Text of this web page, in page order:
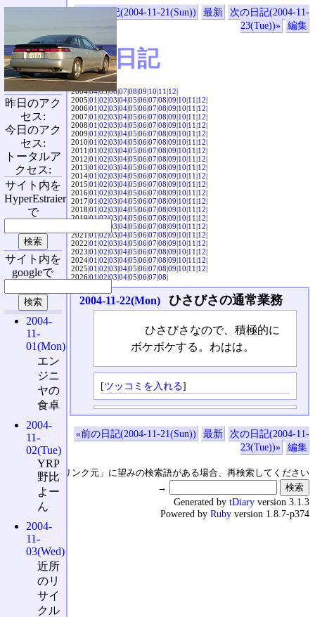
«前の日記(2004-11-21(Sun)) 最新
次の日記(2004-11-
23(Tue))»
編集
SVX日記
2004|04|05|06|07|08|09|10|11|12|
2005|01|02|03|04|05|06|07|08|09|10|11|12|
2006|01|02|03|04|05|06|07|08|09|10|11|12|
2007|01|02|03|04|05|06|07|08|09|10|11|12|
2008|01|02|03|04|05|06|07|08|09|10|11|12|
2009|01|02|03|04|05|06|07|08|09|10|11|12|
2010|01|02|03|04|05|06|07|08|09|10|11|12|
2011|01|02|03|04|05|06|07|08|09|10|11|12|
2012|01|02|03|04|05|06|07|08|09|10|11|12|
2013|01|02|03|04|05|06|07|08|09|10|11|12|
2014|01|02|03|04|05|06|07|08|09|10|11|12|
2015|01|02|03|04|05|06|07|08|09|10|11|12|
2016|01|02|03|04|05|06|07|08|09|10|11|12|
2017|01|02|03|04|05|06|07|08|09|10|11|12|
2018|01|02|03|04|05|06|07|08|09|10|11|12|
2019|01|02|03|04|05|06|07|08|09|10|11|12|
03|04|05|06|07|08|09|10|11|12|
2021|01|02|03|04|05|06|07|08|09|10|11|12|
2022|01|02|03|04|05|06|07|08|09|10|11|12|
2023|01|02|03|04|05|06|07|08|09|10|11|12|
2024|01|02|03|04|05|06|07|08|09|10|11|12|
2025|01|02|03|04|05|06|07|08|09|10|11|12|
2026|01|02|03|04|05|06|07|08|
2004-11-22(Mon) ひさびさの通常業務
ひさびさなので、積極的に
ボケボケする。わはは。
[ツッコミを入れる]
«前の日記(2004-11-21(Sun)) 最新
次の日記(2004-11-
23(Tue))»
編集
↑の「本日のリンク元」に望みの検索語がある場合、再検索してください
→
昨日のアク
セス:
今日のアク
セス:
トータルア
クセス:
サイト内を
HyperEstraier
で
サイト内を
googleで
2004-
11-
01(Mon)
エン
ジニ
ヤの
食卓
2004-
11-
02(Tue)
YRP
野比
よー
ん
2004-
11-
03(Wed)
近所
のリ
サイ
クル
Generated by tDiary version 3.1.3
Powered by Ruby version 1.8.7-p374